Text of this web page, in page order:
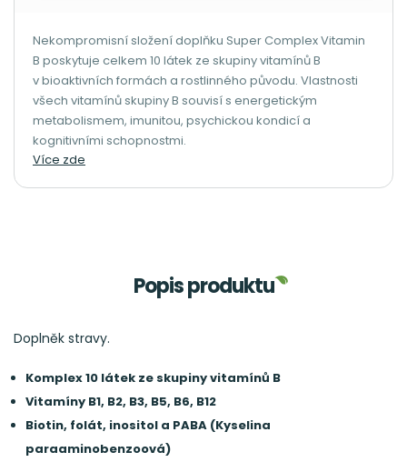
Nekompromisní složení doplňku Super Complex Vitamin
B poskytuje celkem 10 látek ze skupiny vitamínů B
v bioaktivních formách a rostlinného původu. Vlastnosti
všech vitamínů skupiny B souvisí s energetickým
metabolismem, imunitou, psychickou kondicí a
kognitivními schopnostmi.
Více zde
Popis produktu
Doplněk stravy.
Komplex 10 látek ze skupiny vitamínů B
Vitamíny B1, B2, B3, B5, B6, B12
Biotin, folát, inositol a PABA (Kyselina
paraaminobenzoová)